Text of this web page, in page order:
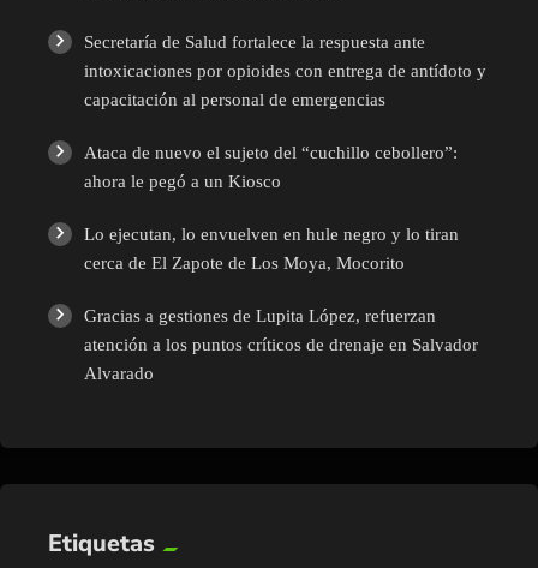
Secretaría de Salud fortalece la respuesta ante
intoxicaciones por opioides con entrega de antídoto y
capacitación al personal de emergencias
Ataca de nuevo el sujeto del “cuchillo cebollero”:
ahora le pegó a un Kiosco
Lo ejecutan, lo envuelven en hule negro y lo tiran
cerca de El Zapote de Los Moya, Mocorito
Gracias a gestiones de Lupita López, refuerzan
atención a los puntos críticos de drenaje en Salvador
Alvarado
Etiquetas